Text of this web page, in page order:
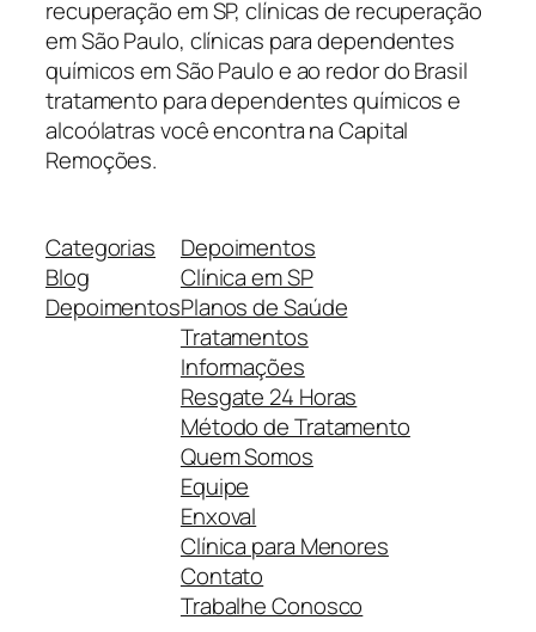
recuperação em SP, clínicas de recuperação
em São Paulo, clínicas para dependentes
químicos em São Paulo e ao redor do Brasil
tratamento para dependentes químicos e
alcoólatras você encontra na Capital
Remoções.
Categorias
Blog
Depoimentos
Depoimentos
Clínica em SP
Planos de Saúde
Tratamentos
Informações
Resgate 24 Horas
Método de Tratamento
Quem Somos
Equipe
Enxoval
Clínica para Menores
Contato
Trabalhe Conosco